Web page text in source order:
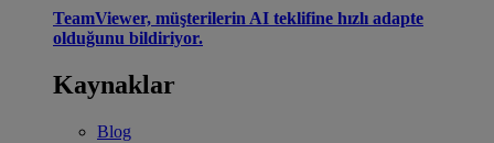
TeamViewer, müşterilerin AI teklifine hızlı adapte
olduğunu bildiriyor.
Kaynaklar
Blog